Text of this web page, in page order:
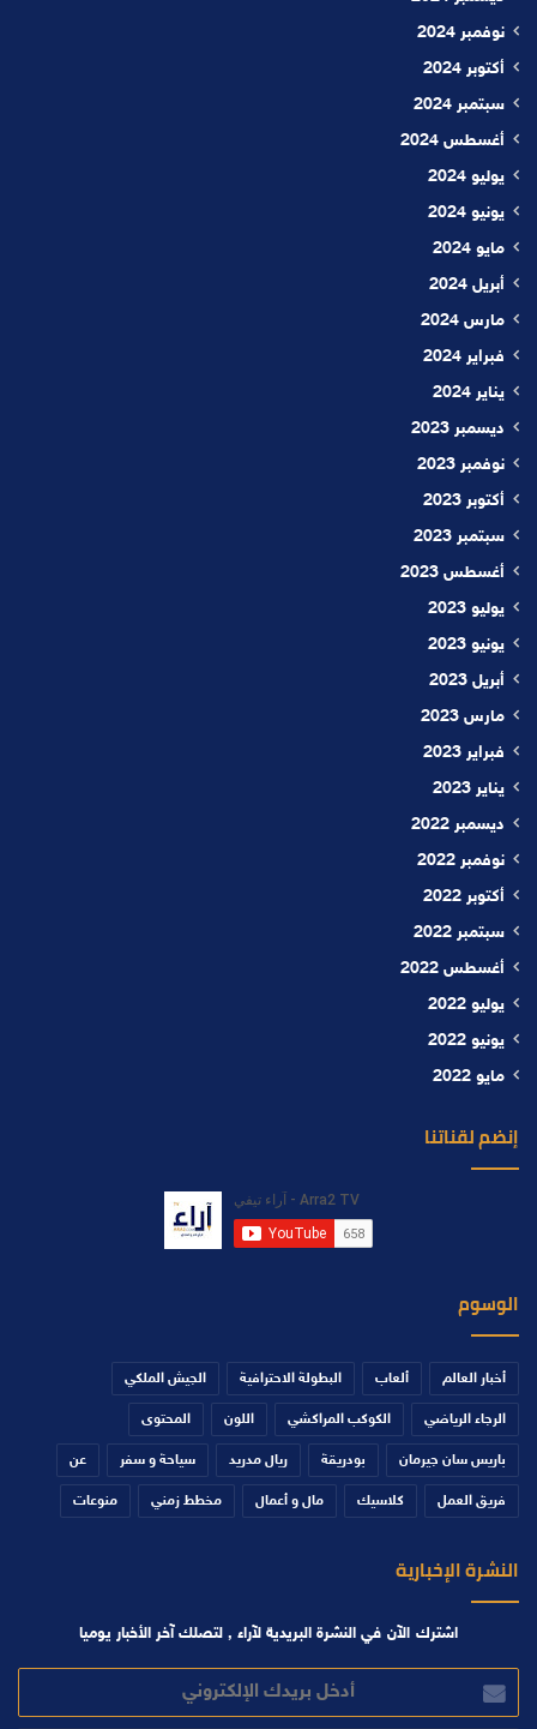
نوفمبر 2024
أكتوبر 2024
سبتمبر 2024
أغسطس 2024
يوليو 2024
يونيو 2024
مايو 2024
أبريل 2024
مارس 2024
فبراير 2024
يناير 2024
ديسمبر 2023
نوفمبر 2023
أكتوبر 2023
سبتمبر 2023
أغسطس 2023
يوليو 2023
يونيو 2023
أبريل 2023
مارس 2023
فبراير 2023
يناير 2023
ديسمبر 2022
نوفمبر 2022
أكتوبر 2022
سبتمبر 2022
أغسطس 2022
يوليو 2022
يونيو 2022
مايو 2022
إنضم لقناتنا
الوسوم
أخبار العالم ألعاب البطولة الاحترافية الجيش الملكي
الرجاء الرياضي الكوكب المراكشي اللون المحتوى
باريس سان جيرمان بودريقة ريال مدريد سياحة و سفر عن
فريق العمل كلاسيك مال و أعمال مخطط زمني منوعات
النشرة الإخبارية
اشترك الآن في النشرة البريدية لآراء , لتصلك آخر الأخبار يوميا
بريدك
الإلكتروني